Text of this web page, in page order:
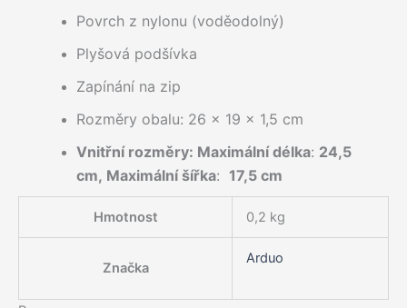
Povrch z nylonu (voděodolný)
Plyšová podšívka
Zapínání na zip
Rozměry obalu: 26 × 19 × 1,5 cm
Vnitřní rozměry: Maximální délka: 24,5
cm, Maximální šířka: 17,5 cm
Hmotnost 0,2 kg
Značka
Arduo